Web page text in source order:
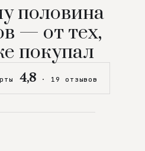
половина
— от тех,
покупал
4,8 · 19 отзывов